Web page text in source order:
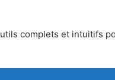
complets et intuitifs